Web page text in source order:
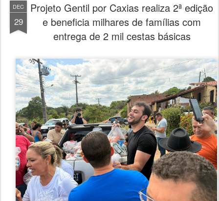
DEC
29
Projeto Gentil por Caxias realiza 2ª edição
e beneficia milhares de famílias com
entrega de 2 mil cestas básicas